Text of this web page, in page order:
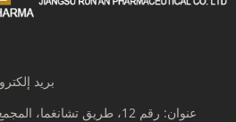
بريد
عنوان:
رقم 12، طريق تشانغما،